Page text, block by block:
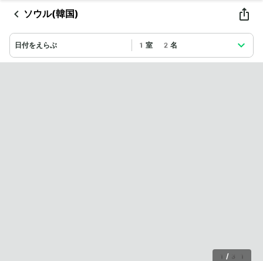
ソウル(韓国)
日付をえらぶ 1室 2名
1 / 31